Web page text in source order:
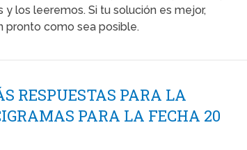
los leeremos. Si tu solución es mejor,
pronto como sea posible.
RESPUESTAS PARA LA
PARA LA FECHA 20